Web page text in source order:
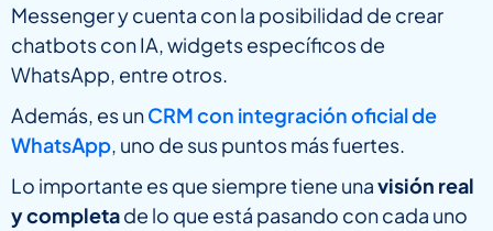
Messenger y cuenta con la posibilidad de crear
chatbots con IA, widgets específicos de
WhatsApp, entre otros.
Además, es unCRM con integración oficial de
WhatsApp, uno de sus puntos más fuertes.
Lo importante es que siempre tiene unavisión real
y completade lo que está pasando con cada uno